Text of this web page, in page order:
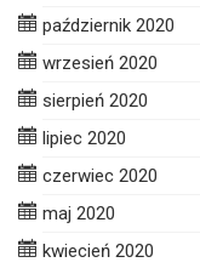
październik 2020
wrzesień 2020
sierpień 2020
lipiec 2020
czerwiec 2020
maj 2020
kwiecień 2020